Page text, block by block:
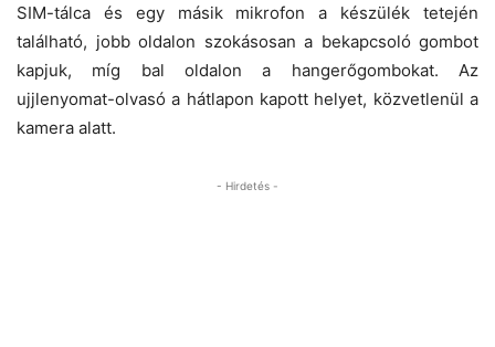
SIM-tálca és egy másik mikrofon a készülék tetején
található, jobb oldalon szokásosan a bekapcsoló gombot
kapjuk, míg bal oldalon a hangerőgombokat. Az
ujjlenyomat-olvasó a hátlapon kapott helyet, közvetlenül a
kamera alatt.
- Hirdetés -